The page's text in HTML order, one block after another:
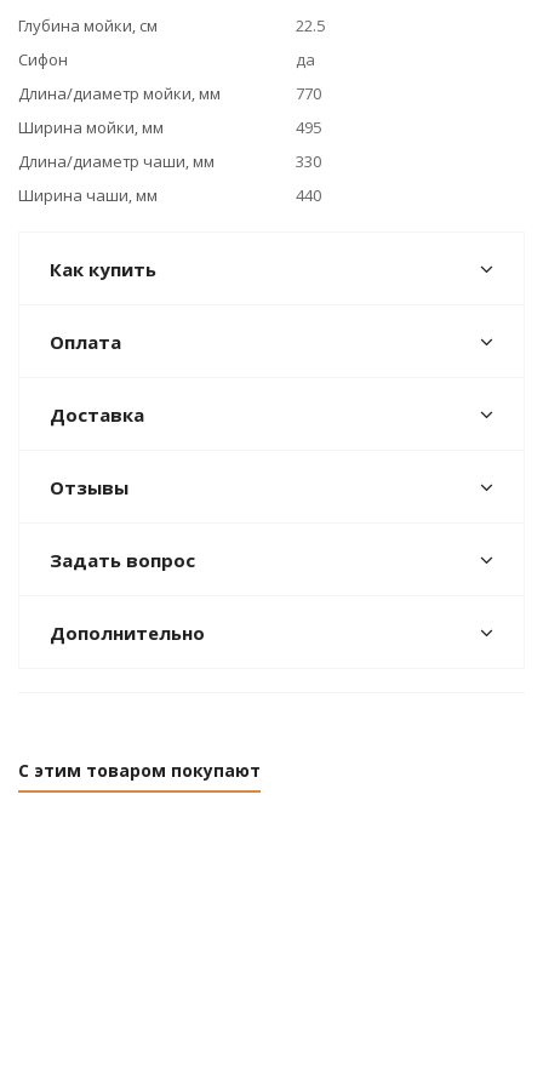
Глубина мойки, см
22.5
Сифон
да
Длина/диаметр мойки, мм
770
Ширина мойки, мм
495
Длина/диаметр чаши, мм
330
Ширина чаши, мм
440
Как купить
Оплата
Доставка
Отзывы
Задать вопрос
Дополнительно
С этим товаром покупают